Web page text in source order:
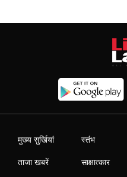
मुख्य सुर्खियां
ताजा खबरें
स्तंभ
साक्षात्कार